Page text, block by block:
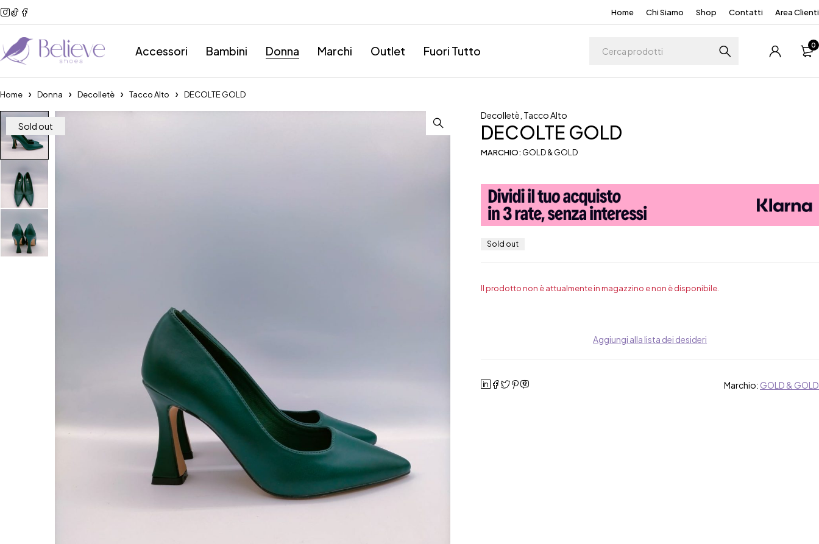
Home Chi Siamo Shop Contatti Area Clienti
Accessori Bambini Donna Marchi Outlet Fuori Tutto 0
Home Donna Decolletè Tacco Alto DECOLTE GOLD
Sold out
Decolletè Tacco Alto
DECOLTE GOLD
MARCHIO: GOLD & GOLD
Sold out
Il prodotto non è attualmente in magazzino e non è disponibile.
Aggiungi alla lista dei desideri
Marchio: GOLD & GOLD